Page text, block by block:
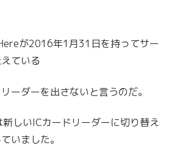
が2016年1月31日を持ってサー
ている
ーダーを出さないと言うのだ。
しいICカードリーダーに切り替え
いました。